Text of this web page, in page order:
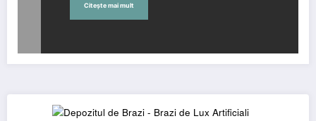
Citește mai mult